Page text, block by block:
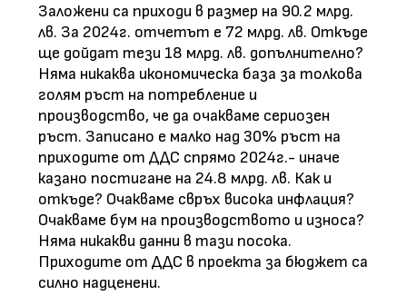
Заложени са приходи в размер на 90.2 млрд.
лв. За 2024г. отчетът е 72 млрд. лв. Откъде
ще дойдат тези 18 млрд. лв. допълнително?
Няма никаква икономическа база за толкова
голям ръст на потребление и
производство, че да очакваме сериозен
ръст. Записано е малко над 30% ръст на
приходите от ДДС спрямо 2024г.- иначе
казано постигане на 24.8 млрд. лв. Как и
откъде? Очакваме свръх висока инфлация?
Очакваме бум на производството и износа?
Няма никакви данни в тази посока.
Приходите от ДДС в проекта за бюджет са
силно надценени.